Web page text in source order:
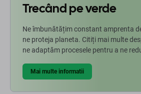
Trecând pe verde
Ne îmbunătățim constant amprenta
ne proteja planeta. Citiți mai multe
ne adaptăm procesele pentru a ne
Mai multe informatii